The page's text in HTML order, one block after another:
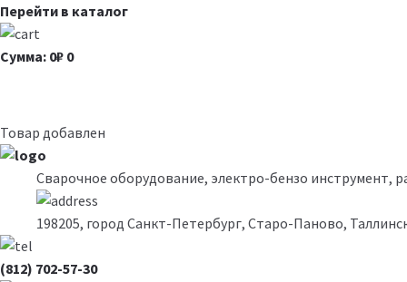
Перейти в каталог
Сумма: 0₽ 0
Товар добавлен
Сварочное оборудование, электро-бензо инструмент,
198205, город Санкт-Петербург, Старо-Паново,
(812) 702-57-30